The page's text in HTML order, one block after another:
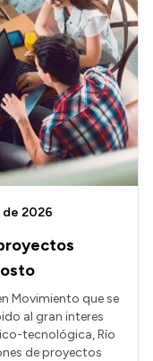
2026
Movimiento que se
al gran interes
tecnológica, Río
de proyectos